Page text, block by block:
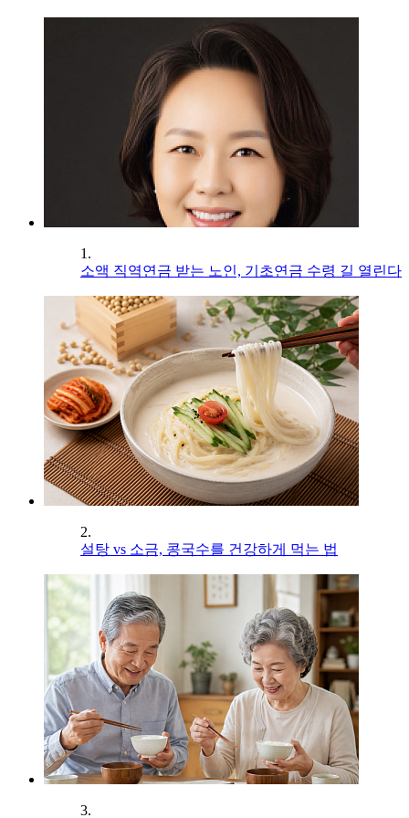
1.
소액 직역연금 받는 노인, 기초연금 수령 길 열린다
2.
설탕 vs 소금, 콩국수를 건강하게 먹는 법
3.